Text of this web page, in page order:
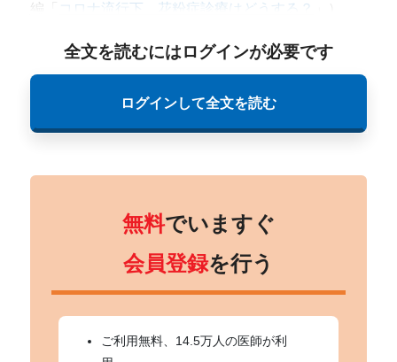
編「
コロナ流行下、花粉症診療はどうする？
全文を読むにはログインが必要です
ログインして全文を読む
無料でいますぐ
会員登録を行う
ご利用無料、14.5万人の医師が利